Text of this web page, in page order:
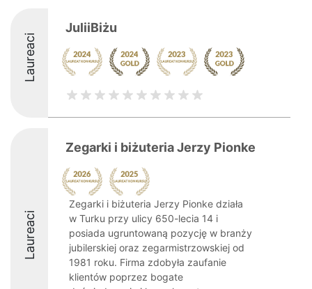
Laureaci
JuliiBiżu
Laureaci
Zegarki i biżuteria Jerzy Pionke
Zegarki i biżuteria Jerzy Pionke działa
w Turku przy ulicy 650-lecia 14 i
posiada ugruntowaną pozycję w branży
jubilerskiej oraz zegarmistrzowskiej od
1981 roku. Firma zdobyła zaufanie
klientów poprzez bogate